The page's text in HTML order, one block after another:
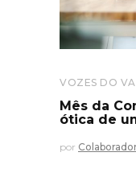
VOZES DO
Mês da
ótica de
por